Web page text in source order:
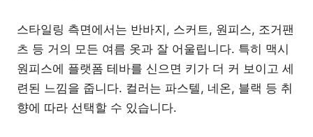
스타일링 측면에서는 반바지, 스커트, 원피스, 조거팬
츠 등 거의 모든 여름 옷과 잘 어울립니다. 특히 맥시
원피스에 플랫폼 테바를 신으면 키가 더 커 보이고 세
련된 느낌을 줍니다. 컬러는 파스텔, 네온, 블랙 등 취
향에 따라 선택할 수 있습니다.